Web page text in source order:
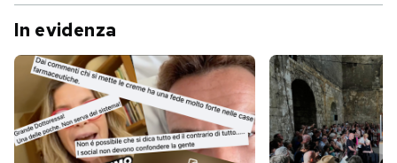
Scienza
Cultura
Economia
Sport
Media
Altrecose
Mondiali calcio 2026
In evidenza